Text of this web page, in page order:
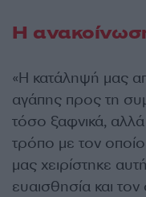
Η
«Η κατάληψή μας
αγάπης προς τη
τόσο ξαφνικά, αλλά
τρόπο με τον
μας χειρίστηκε
ευαισθησία και